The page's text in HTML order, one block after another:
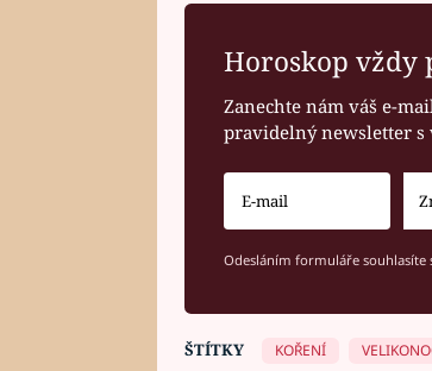
Horoskop vždy
Zanechte nám váš e-
pravidelný newsletter s
Odesláním formuláře souhlasíte
ŠTÍTKY KOŘENÍ